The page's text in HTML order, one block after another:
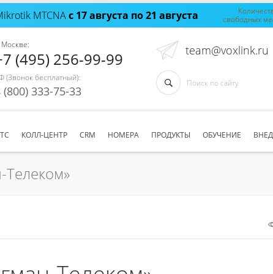
MTCNAс 17 августа по 21 августа
свободных
(495) 256-99-99
(Звонок бесплатный):
(800) 333-75-33
team@voxlink.ru
КОЛЛ-ЦЕНТР CRM НОМЕРА ПРОДУКТЫ ОБУЧЕНИЕ